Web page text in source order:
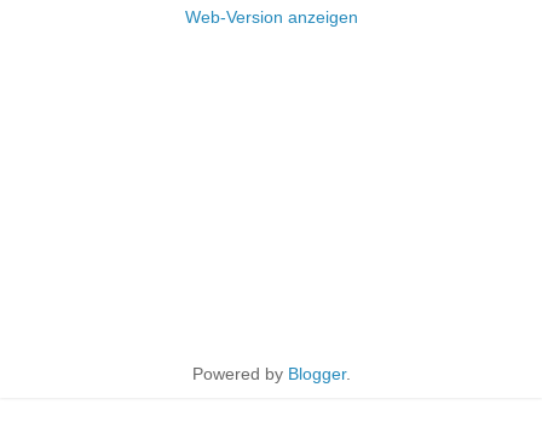
Web-Version anzeigen
Powered by Blogger.